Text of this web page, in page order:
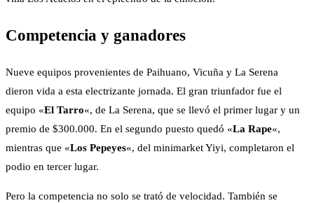
Competencia y ganadores
Nueve equipos provenientes de Paihuano, Vicuña y La Serena
dieron vida a esta electrizante jornada. El gran triunfador fue el
equipo «El Tarro«, de La Serena, que se llevó el primer lugar y un
premio de $300.000. En el segundo puesto quedó «La Rape«,
mientras que «Los Pepeyes«, del minimarket Yiyi, completaron el
podio en tercer lugar.
Pero la competencia no solo se trató de velocidad. También se